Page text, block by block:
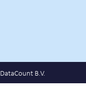
DataCount B.V.